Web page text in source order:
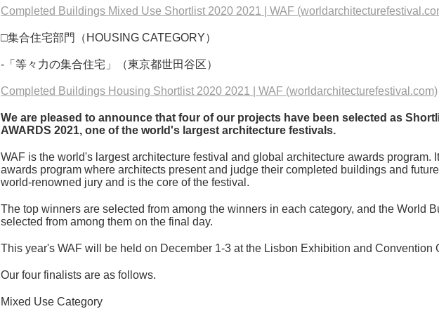
Completed Buildings Mixed Use Shortlist 2020 2021 | WAF
□集合住宅部門（HOUSING CATEGORY）
-「等々力の集合住宅」（東京都世田谷区）
Completed Buildings Housing Shortlist 2020 2021 | WAF (worldarchitecturefestival.com)
We are pleased to announce that four of our projects have been selected as
AWARDS 2021, one of the world's largest architecture festivals.
WAF is the world's largest architecture festival and global architecture awards program.
awards program where architects present and judge their completed buildings and
world-renowned jury and is the core of the festival.
The top winners are selected from among the winners in each category, and the World
selected from among them on the final day.
This year's WAF will be held on December 1-3 at the Lisbon Exhibition and Convention
Our four finalists are as follows.
Mixed Use Category